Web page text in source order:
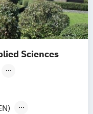
Sciences